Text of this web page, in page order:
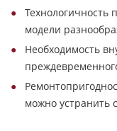
Технологичность
модели
Необходимость
можно устранить